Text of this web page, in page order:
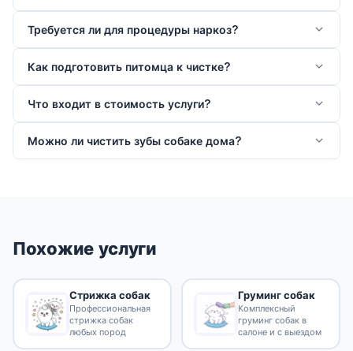
Требуется ли для процедуры наркоз?
Как подготовить питомца к чистке?
Что входит в стоимость услуги?
Можно ли чистить зубы собаке дома?
Похожие услуги
Стрижка собак
Профессиональная
стрижка собак
любых пород
Груминг собак
Комплексный
груминг собак в
салоне и с выездом